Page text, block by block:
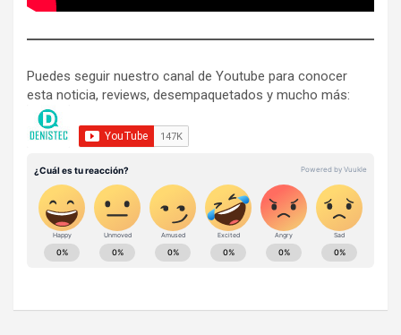
Puedes seguir nuestro canal de Youtube para conocer
esta noticia, reviews, desempaquetados y mucho más: